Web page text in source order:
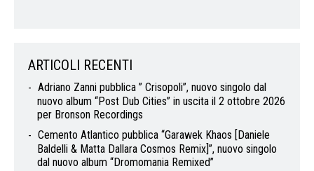
ARTICOLI RECENTI
Adriano Zanni pubblica ” Crisopoli”, nuovo singolo dal
nuovo album “Post Dub Cities” in uscita il 2 ottobre 2026
per Bronson Recordings
Cemento Atlantico pubblica “Garawek Khaos [Daniele
Baldelli & Matta Dallara Cosmos Remix]”, nuovo singolo
dal nuovo album “Dromomania Remixed”